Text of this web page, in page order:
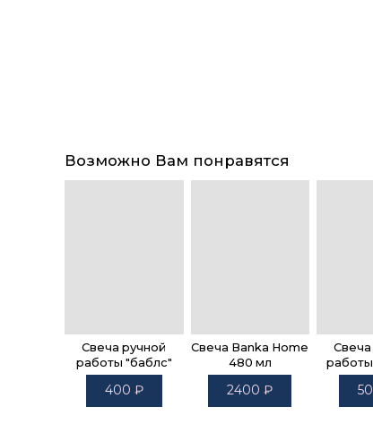
Возможно Вам понравятся
Свеча ручной
работы "баблс"
400 ₽
Свеча Banka Home
480 мл
2400 ₽
Свеча
работы